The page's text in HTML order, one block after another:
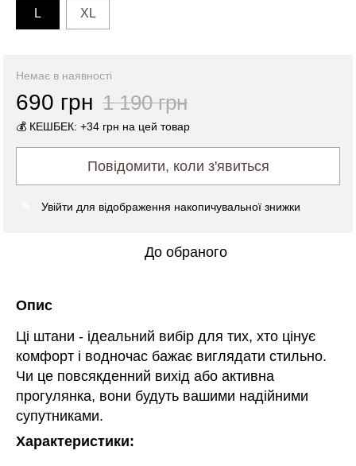
L XL
Немає в наявності
690 грн 1 190 грн
💰 КЕШБЕК: +34 грн на цей товар
Повідомити, коли з'явиться
Увійти для відображення накопичувальної знижки
До обраного
Опис
Ці штани - ідеальний вибір для тих, хто цінує
комфорт і водночас бажає виглядати стильно.
Чи це повсякденний вихід або активна
прогулянка, вони будуть вашими надійними
супутниками.
Характеристики: